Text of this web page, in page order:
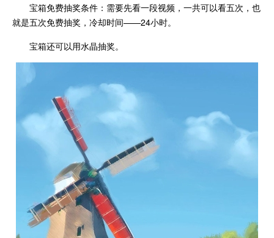
宝箱免费抽奖条件：需要先看一段视频，一共可以看五次，也
就是五次免费抽奖，冷却时间——24小时。
宝箱还可以用水晶抽奖。